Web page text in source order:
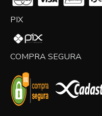
PIX
COMPRA SEGURA